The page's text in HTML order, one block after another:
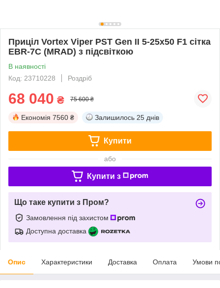
Приціл Vortex Viper PST Gen II 5-25x50 F1 сітка
EBR-7C (MRAD) з підсвіткою
В наявності
Код: 23710228
Роздріб
68 040 ₴ 75 600 ₴
Економія 7560 ₴ Залишилось 25 днів
Купити
або
Купити з
Що таке купити з Пром?
Замовлення під захистом
Доступна доставка
Опис Характеристики Доставка Оплата Умови